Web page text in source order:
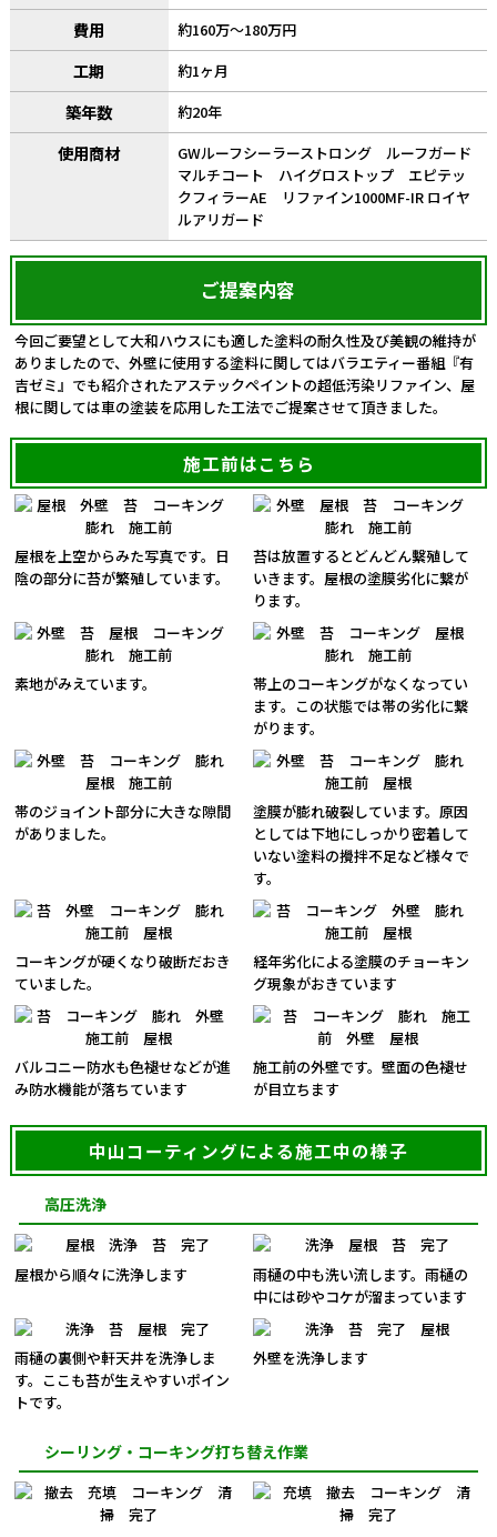
費用 約160万～180万円
工期 約1ヶ月
築年数 約20年
使用商材
GWルーフシーラーストロング ルーフガード
マルチコート ハイグロストップ エピテッ
クフィラーAE リファイン1000MF-IR ロイヤ
ルアリガード
ご提案内容
今回ご要望として大和ハウスにも適した塗料の耐久性及び美観の維持が
ありましたので、外壁に使用する塗料に関してはバラエティー番組『有
吉ゼミ』でも紹介されたアステックペイントの超低汚染リファイン、屋
根に関しては車の塗装を応用した工法でご提案させて頂きました。
施工前はこちら
屋根を上空からみた写真です。日
陰の部分に苔が繁殖しています。
苔は放置するとどんどん繫殖して
いきます。屋根の塗膜劣化に繋が
ります。
素地がみえています。
帯上のコーキングがなくなってい
ます。この状態では帯の劣化に繋
がります。
帯のジョイント部分に大きな隙間
がありました。
塗膜が膨れ破裂しています。原因
としては下地にしっかり密着して
いない塗料の攪拌不足など様々で
す。
コーキングが硬くなり破断だおき
ていました。
経年劣化による塗膜のチョーキン
グ現象がおきています
バルコニー防水も色褪せなどが進
み防水機能が落ちています
施工前の外壁です。壁面の色褪せ
が目立ちます
中山コーティングによる施工中の様子
高圧洗浄
屋根から順々に洗浄します
雨樋の中も洗い流します。雨樋の
中には砂やコケが溜まっています
雨樋の裏側や軒天井を洗浄しま
す。ここも苔が生えやすいポイン
トです。
外壁を洗浄します
シーリング・コーキング打ち替え作業